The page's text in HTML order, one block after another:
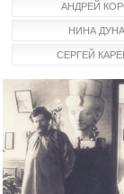
АНДРЕЙ
НИНА
СЕРГЕЙ